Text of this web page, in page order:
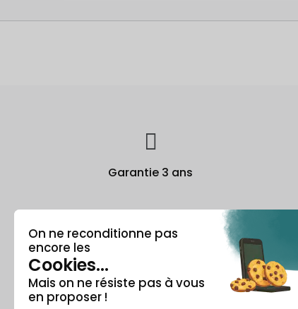
Garantie 3 ans
À propos
Qui est Recommerce® ?
Le
Comment